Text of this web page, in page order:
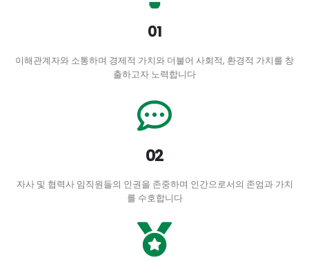
01
이해관계자와 소통하며 경제적 가치와 더불어 사회적, 환경적 가치를 창
출하고자 노력합니다
02
자사 및 협력사 임직원들의 인권을 존중하며 인간으로서의 존엄과 가치
를 수호합니다